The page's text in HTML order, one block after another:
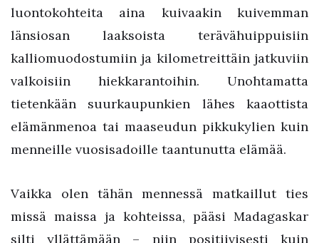
luontokohteita aina kuivaakin kuivemman
länsiosan laaksoista terävähuippuisiin
kalliomuodostumiin ja kilometreittäin jatkuviin
valkoisiin hiekkarantoihin. Unohtamatta
tietenkään suurkaupunkien lähes kaaottista
elämänmenoa tai maaseudun pikkukylien kuin
menneille vuosisadoille taantunutta elämää.
Vaikka olen tähän mennessä matkaillut ties
missä maissa ja kohteissa, pääsi Madagaskar
silti yllättämään – niin positiivisesti kuin